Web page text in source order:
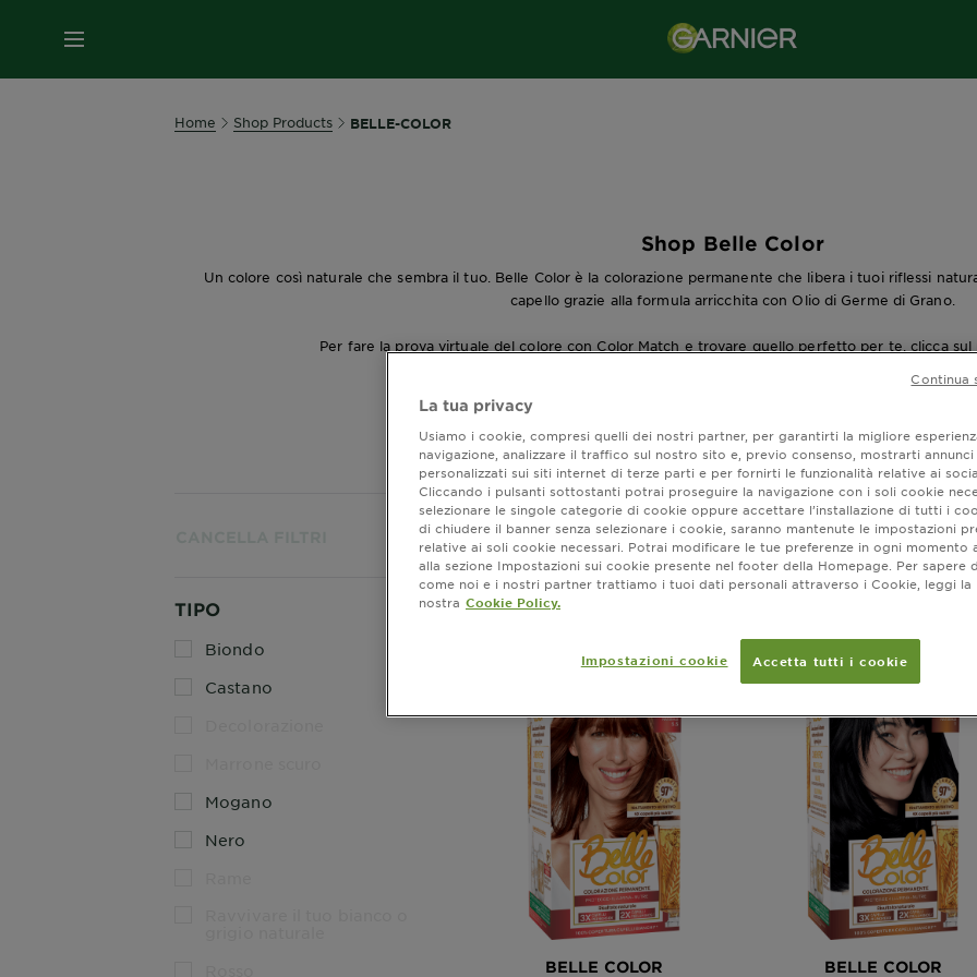
MENU
Home Shop Products BELLE-COLOR
Shop Belle Color
Un colore così naturale che sembra il tuo. Belle Color è la colorazione permanente che libera i tuoi riflessi
capello grazie alla formula arricchita con Olio di Germe di Grano.
Per fare la prova virtuale del colore con Color Match e trovare quello perfetto per te, clicca sul
Tinte Capelli Belle Color
TIPO
Biondo
Castano
Mogano
Nero
Mostra (12) risultato / i
BELLE COLOR
PROVA VIRTUALE
BELLE COLOR
La tua privacy
Usiamo i cookie, compresi quelli dei nostri partner, per garantirti la migliore
navigazione, analizzare il traffico sul nostro sito e, previo consenso, mostrarti annunci
personalizzati sui siti internet di terze parti e per fornirti le funzionalità relative ai
Cliccando i pulsanti sottostanti potrai proseguire la navigazione con i soli cookie
selezionare le singole categorie di cookie oppure accettare l’installazione di tutti i
di chiudere il banner senza selezionare i cookie, saranno mantenute le impostazioni
relative ai soli cookie necessari. Potrai modificare le tue preferenze in ogni momento
alla sezione Impostazioni sui cookie presente nel footer della Homepage. Per sapere
come noi e i nostri partner trattiamo i tuoi dati personali attraverso i Cookie, leggi la
nostra Cookie Policy.
Impostazioni cookie Accetta tutti i cookie
Continua